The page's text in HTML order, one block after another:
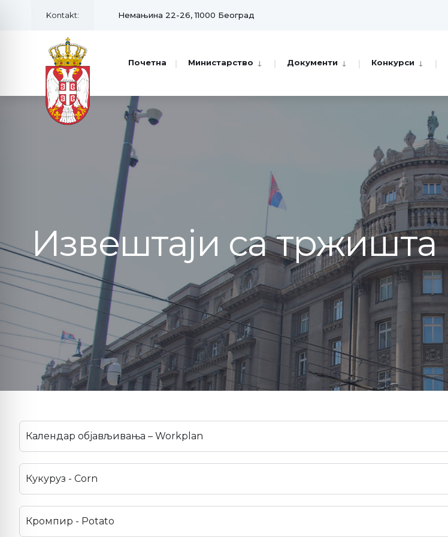
Kontakt: Немањина 22-26, 11000 Београд
Почетна Министарство Документи Конкурси
Извештаји са тржишта
Календар објављивања – Workplan
Кукуруз - Corn
Кромпир - Potato